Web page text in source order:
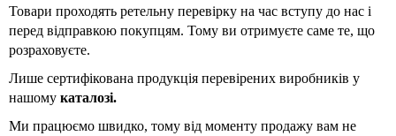
Товари проходять ретельну перевірку на час вступу до нас і
перед відправкою покупцям. Тому ви отримуєте саме те, що
розраховуєте.
Лише сертифікована продукція перевірених виробників у
нашому каталозі.
Ми працюємо швидко, тому від моменту продажу вам не